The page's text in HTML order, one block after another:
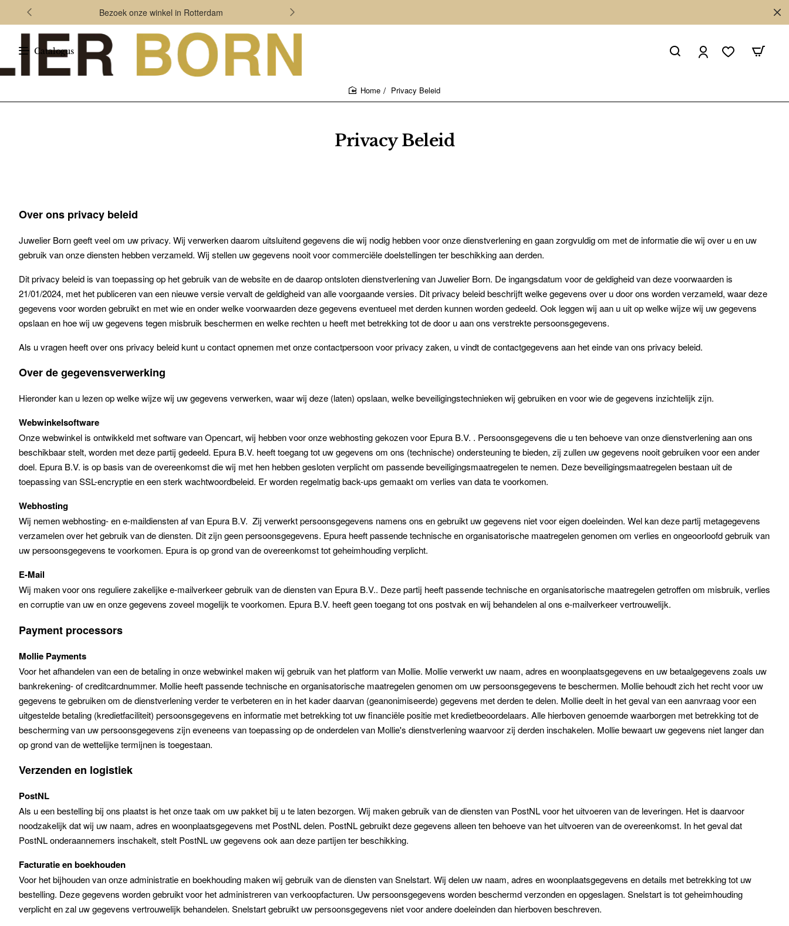
Bezoek onze winkel in Rotterdam
Catalogus
Privacy Beleid
Privacy Beleid
Over ons privacy beleid
Juwelier Born geeft veel om uw privacy. Wij verwerken daarom uitsluitend gegevens die wij nodig hebben voor onze dienstverlening en gaan zorgvuldig om met de informatie die wij over u en uw
gebruik van onze diensten hebben verzameld. Wij stellen uw gegevens nooit voor commerciële doelstellingen ter beschikking aan derden.
Dit privacy beleid is van toepassing op het gebruik van de website en de daarop ontsloten dienstverlening van Juwelier Born. De ingangsdatum voor de geldigheid van deze voorwaarden is
21/01/2024, met het publiceren van een nieuwe versie vervalt de geldigheid van alle voorgaande versies. Dit privacy beleid beschrijft welke gegevens over u door ons worden verzameld, waar deze
gegevens voor worden gebruikt en met wie en onder welke voorwaarden deze gegevens eventueel met derden kunnen worden gedeeld. Ook leggen wij aan u uit op welke wijze wij uw gegevens
opslaan en hoe wij uw gegevens tegen misbruik beschermen en welke rechten u heeft met betrekking tot de door u aan ons verstrekte persoonsgegevens.
Als u vragen heeft over ons privacy beleid kunt u contact opnemen met onze contactpersoon voor privacy zaken, u vindt de contactgegevens aan het einde van ons privacy beleid.
Over de gegevensverwerking
Hieronder kan u lezen op welke wijze wij uw gegevens verwerken, waar wij deze (laten) opslaan, welke beveiligingstechnieken wij gebruiken en voor wie de gegevens inzichtelijk zijn.
Webwinkelsoftware
Onze webwinkel is ontwikkeld met software van Opencart, wij hebben voor onze webhosting gekozen voor Epura B.V. . Persoonsgegevens die u ten behoeve van onze dienstverlening aan ons
beschikbaar stelt, worden met deze partij gedeeld. Epura B.V. heeft toegang tot uw gegevens om ons (technische) ondersteuning te bieden, zij zullen uw gegevens nooit gebruiken voor een ander
doel. Epura B.V. is op basis van de overeenkomst die wij met hen hebben gesloten verplicht om passende beveiligingsmaatregelen te nemen. Deze beveiligingsmaatregelen bestaan uit de
toepassing van SSL-encryptie en een sterk wachtwoordbeleid. Er worden regelmatig back-ups gemaakt om verlies van data te voorkomen.
Webhosting
Wij nemen webhosting- en e-maildiensten af van Epura B.V. Zij verwerkt persoonsgegevens namens ons en gebruikt uw gegevens niet voor eigen doeleinden. Wel kan deze partij metagegevens
verzamelen over het gebruik van de diensten. Dit zijn geen persoonsgegevens. Epura heeft passende technische en organisatorische maatregelen genomen om verlies en ongeoorloofd gebruik van
uw persoonsgegevens te voorkomen. Epura is op grond van de overeenkomst tot geheimhouding verplicht.
E-Mail
Wij maken voor ons reguliere zakelijke e-mailverkeer gebruik van de diensten van Epura B.V.. Deze partij heeft passende technische en organisatorische maatregelen getroffen om misbruik, verlies
en corruptie van uw en onze gegevens zoveel mogelijk te voorkomen. Epura B.V. heeft geen toegang tot ons postvak en wij behandelen al ons e-mailverkeer vertrouwelijk.
Payment processors
Mollie Payments
Voor het afhandelen van een de betaling in onze webwinkel maken wij gebruik van het platform van Mollie. Mollie verwerkt uw naam, adres en woonplaatsgegevens en uw betaalgegevens zoals uw
bankrekening- of creditcardnummer. Mollie heeft passende technische en organisatorische maatregelen genomen om uw persoonsgegevens te beschermen. Mollie behoudt zich het recht voor uw
gegevens te gebruiken om de dienstverlening verder te verbeteren en in het kader daarvan (geanonimiseerde) gegevens met derden te delen. Mollie deelt in het geval van een aanvraag voor een
uitgestelde betaling (kredietfaciliteit) persoonsgegevens en informatie met betrekking tot uw financiële positie met kredietbeoordelaars. Alle hierboven genoemde waarborgen met betrekking tot de
bescherming van uw persoonsgegevens zijn eveneens van toepassing op de onderdelen van Mollie's dienstverlening waarvoor zij derden inschakelen. Mollie bewaart uw gegevens niet langer dan
op grond van de wettelijke termijnen is toegestaan.
Verzenden en logistiek
PostNL
Als u een bestelling bij ons plaatst is het onze taak om uw pakket bij u te laten bezorgen. Wij maken gebruik van de diensten van PostNL voor het uitvoeren van de leveringen. Het is daarvoor
noodzakelijk dat wij uw naam, adres en woonplaatsgegevens met PostNL delen. PostNL gebruikt deze gegevens alleen ten behoeve van het uitvoeren van de overeenkomst. In het geval dat
PostNL onderaannemers inschakelt, stelt PostNL uw gegevens ook aan deze partijen ter beschikking.
Facturatie en boekhouden
Voor het bijhouden van onze administratie en boekhouding maken wij gebruik van de diensten van Snelstart. Wij delen uw naam, adres en woonplaatsgegevens en details met betrekking tot uw
bestelling. Deze gegevens worden gebruikt voor het administreren van verkoopfacturen. Uw persoonsgegevens worden beschermd verzonden en opgeslagen. Snelstart is tot geheimhouding
verplicht en zal uw gegevens vertrouwelijk behandelen. Snelstart gebruikt uw persoonsgegevens niet voor andere doeleinden dan hierboven beschreven.